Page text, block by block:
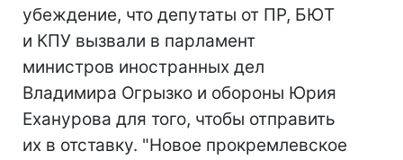
убеждение, что депутаты от ПР, БЮТ
и КПУ вызвали в парламент
министров иностранных дел
Владимира Огрызко и обороны Юрия
Еханурова для того, чтобы отправить
их в отставку. "Новое прокремлевское